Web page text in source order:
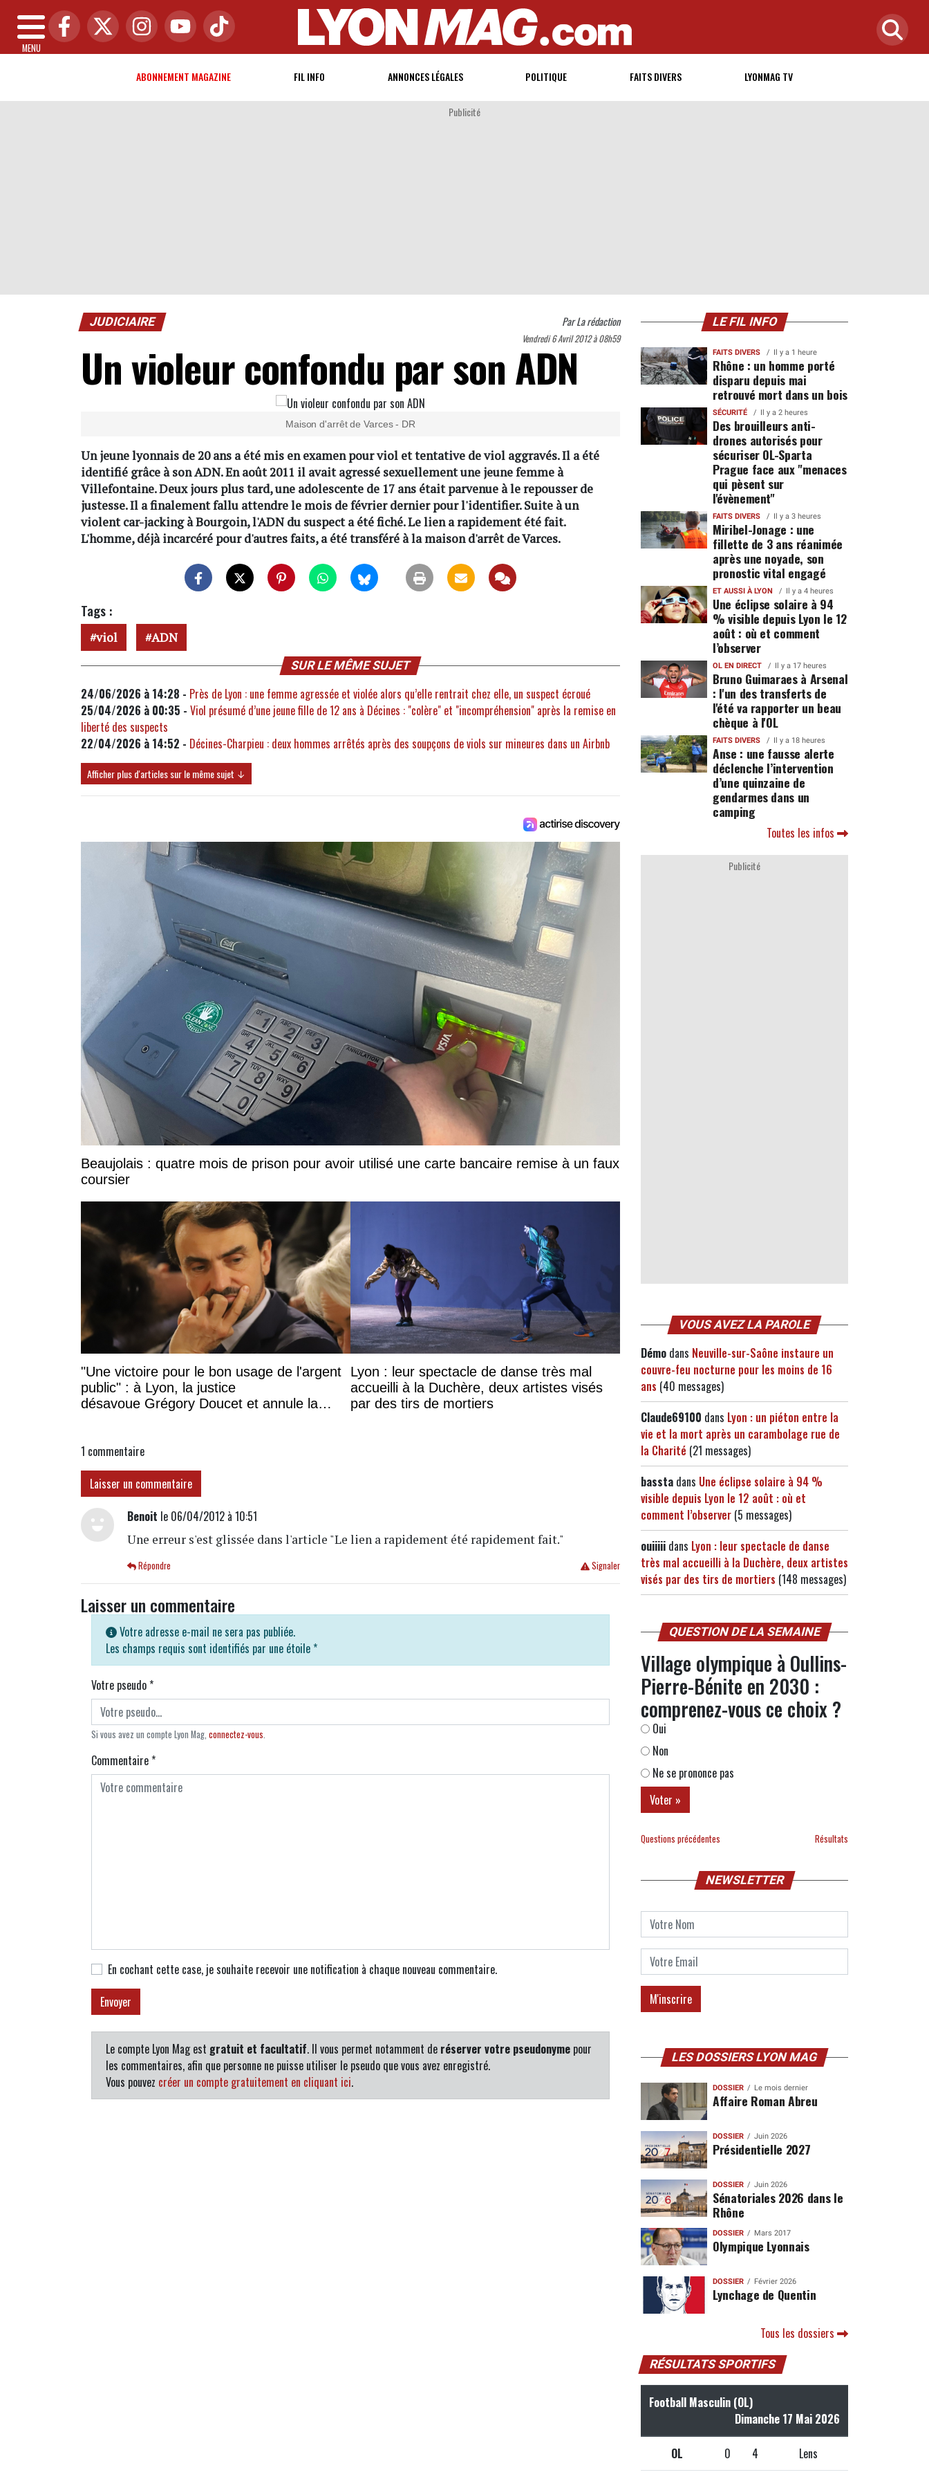
MENU
ABONNEMENT MAGAZINE FIL INFO ANNONCES LÉGALES POLITIQUE FAITS DIVERS LYONMAG TV
Publicité
JUDICIAIRE ParLa rédaction
Vendredi 6 Avril 2012 à 08h59
Un violeur confondu par son ADN
Maison d'arrêt de Varces - DR
Un jeune lyonnais de 20 ans a été mis en examen pour viol et tentative de viol aggravés. Il a été
identifié grâce à son ADN. En août 2011 il avait agressé sexuellement une jeune femme à
Villefontaine. Deux jours plus tard, une adolescente de 17 ans était parvenue à le repousser de
justesse. Il a finalement fallu attendre le mois de février dernier pour l'identifier. Suite à un
violent car-jacking à Bourgoin, l'ADN du suspect a été fiché. Le lien a rapidement été fait.
L'homme, déjà incarcéré pour d'autres faits, a été transféré à la maison d'arrêt de Varces.
Tags :
viol ADN
SUR LE MÊME SUJET
24/06/2026 à 14:28 - Près de Lyon : une femme agressée et violée alors qu’elle rentrait chez elle, un suspect écroué
25/04/2026 à 00:35 - Viol présumé d’une jeune fille de 12 ans à Décines : "colère" et "incompréhension" après la remise en
liberté des suspects
22/04/2026 à 14:52 - Décines-Charpieu : deux hommes arrêtés après des soupçons de viols sur mineures dans un Airbnb
Afficher plus d'articles sur le même sujet ↓
Beaujolais : quatre mois de prison pour avoir utilisé une carte bancaire remise à un faux
coursier
"Une victoire pour le bon usage de l'argent
public" : à Lyon, la justice
désavoue Grégory Doucet et annule la
Lyon : leur spectacle de danse très mal
accueilli à la Duchère, deux artistes visés
par des tirs de mortiers
1 commentaire
Laisser un commentaire
Benoit le 06/04/2012 à 10:51
Une erreur s'est glissée dans l'article "Le lien a rapidement été rapidement fait."
Signaler
Répondre
Laisser un commentaire
Votre adresse e-mail ne sera pas publiée.
Les champs requis sont identifiés par une étoile *
Votre pseudo*
Si vous avez un compte Lyon Mag, connectez-vous.
Commentaire*
En cochant cette case, je souhaite recevoir une notification à chaque nouveau commentaire.
Le compte Lyon Mag est gratuit et facultatif. Il vous permet notamment de réserver votre pseudonyme pour
les commentaires, afin que personne ne puisse utiliser le pseudo que vous avez enregistré.
Vous pouvez créer un compte gratuitement en cliquant ici.
LE FIL INFO
FAITS DIVERS Il y a 1 heure
Rhône : un homme porté
disparu depuis mai
retrouvé mort dans un bois
SÉCURITÉ Il y a 2 heures
Des brouilleurs anti-
drones autorisés pour
sécuriser OL-Sparta
Prague face aux "menaces
qui pèsent sur
l'évènement"
FAITS DIVERS Il y a 3 heures
Miribel-Jonage : une
fillette de 3 ans réanimée
après une noyade, son
pronostic vital engagé
ET AUSSI À LYON Il y a 4 heures
Une éclipse solaire à 94
% visible depuis Lyon le 12
août : où et comment
l’observer
OL EN DIRECT Il y a 17 heures
Bruno Guimaraes à Arsenal
: l'un des transferts de
l'été va rapporter un beau
chèque à l'OL
FAITS DIVERS Il y a 18 heures
Anse : une fausse alerte
déclenche l’intervention
d’une quinzaine de
gendarmes dans un
camping
Toutes les infos
Publicité
VOUS AVEZ LA PAROLE
Démo dans Neuville-sur-Saône instaure un
couvre-feu nocturne pour les moins de 16
ans (40 messages)
Claude69100 dans Lyon : un piéton entre la
vie et la mort après un carambolage rue de
la Charité (21 messages)
bassta dans Une éclipse solaire à 94 %
visible depuis Lyon le 12 août : où et
comment l’observer (5 messages)
ouiiiii dans Lyon : leur spectacle de danse
très mal accueilli à la Duchère, deux artistes
visés par des tirs de mortiers (148 messages)
QUESTION DE LA SEMAINE
Village olympique à Oullins-
Pierre-Bénite en 2030 :
comprenez-vous ce choix ?
Oui
Non
Ne se prononce pas
Questions précédentes Résultats
NEWSLETTER
LES DOSSIERS LYON MAG
DOSSIER Le mois dernier
Affaire Roman Abreu
DOSSIER Juin 2026
Présidentielle 2027
DOSSIER Juin 2026
Sénatoriales 2026 dans le
Rhône
DOSSIER Mars 2017
Olympique Lyonnais
DOSSIER Février 2026
Lynchage de Quentin
Tous les dossiers
RÉSULTATS SPORTIFS
Football Masculin (OL)
Dimanche 17 Mai 2026
OL 0 4 Lens